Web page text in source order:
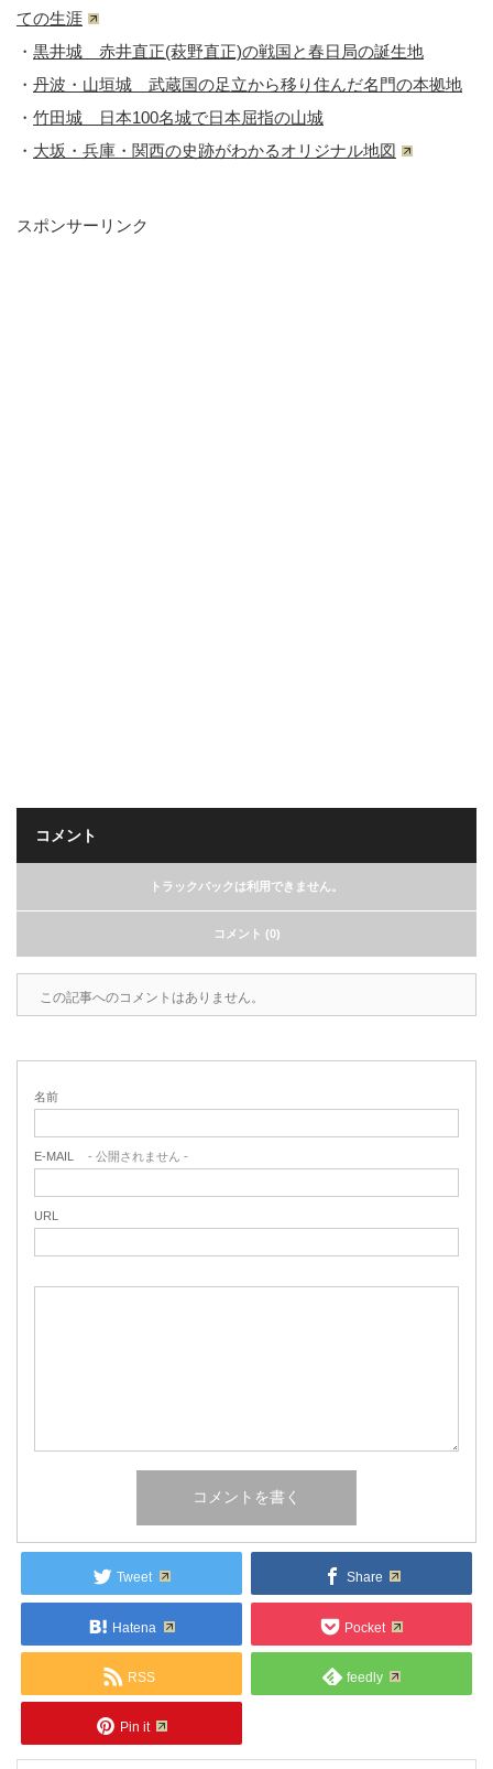
ての生涯
・ 黒井城 赤井直正(萩野直正)の戦国と春日局の誕生地
・ 丹波・山垣城 武蔵国の足立から移り住んだ名門の本拠地
・ 竹田城 日本100名城で日本屈指の山城
・ 大坂・兵庫・関西の史跡がわかるオリジナル地図
スポンサーリンク
コメント
トラックバックは利用できません。
コメント (0)
この記事へのコメントはありません。
名前
E-MAIL - 公開されません -
URL
Tweet Share
Hatena Pocket
RSS feedly
Pin it